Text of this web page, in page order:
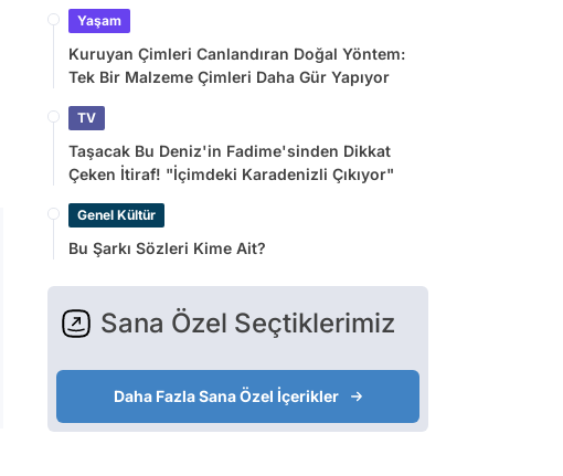
Yaşam
Kuruyan Çimleri Canlandıran Doğal Yöntem:
Tek Bir Malzeme Çimleri Daha Gür Yapıyor
TV
Taşacak Bu Deniz'in Fadime'sinden Dikkat
Çeken İtiraf! "İçimdeki Karadenizli Çıkıyor"
Genel Kültür
Bu Şarkı Sözleri Kime Ait?
Sana Özel Seçtiklerimiz
Daha Fazla Sana Özel İçerikler